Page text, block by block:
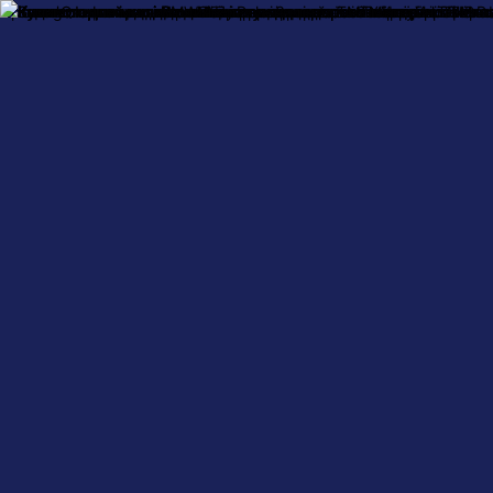
Про насОплата і доставкаОбмін та поверненняКонтактна